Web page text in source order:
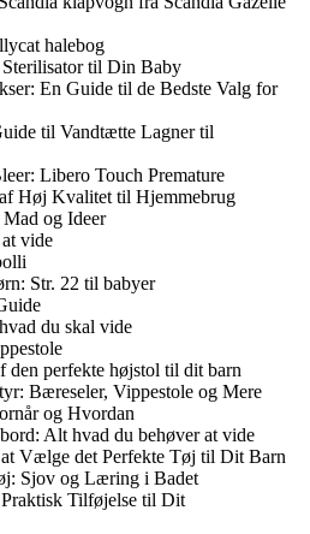
halebog
til Din Baby
En Guide til de Bedste Valg for
til Vandtætte Lagner til
Libero Touch Premature
Høj Kvalitet til Hjemmebrug
og Ideer
vide
Str. 22 til babyer
du skal vide
perfekte højstol til dit barn
Bæreseler, Vippestole og Mere
og Hvordan
Alt hvad du behøver at vide
Vælge det Perfekte Tøj til Dit Barn
Sjov og Læring i Badet
Tilføjelse til Dit